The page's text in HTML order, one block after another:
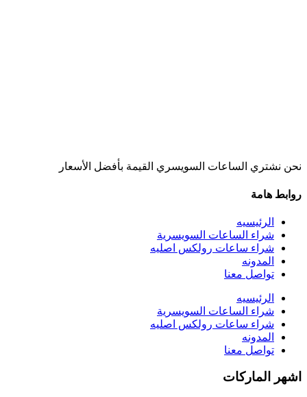
نحن نشتري الساعات السويسري القيمة بأفضل الأسعار
روابط هامة
الرئيسيه
شراء الساعات السويسرية
شراء ساعات رولكس اصليه
المدونه
تواصل معنا
الرئيسيه
شراء الساعات السويسرية
شراء ساعات رولكس اصليه
المدونه
تواصل معنا
اشهر الماركات